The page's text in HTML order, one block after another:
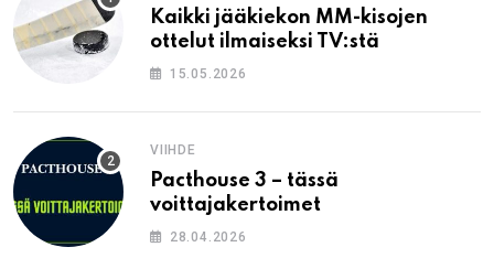
Kaikki jääkiekon MM-kisojen
ottelut ilmaiseksi TV:stä
15.05.2026
VIIHDE
Pacthouse 3 – tässä
voittajakertoimet
28.04.2026